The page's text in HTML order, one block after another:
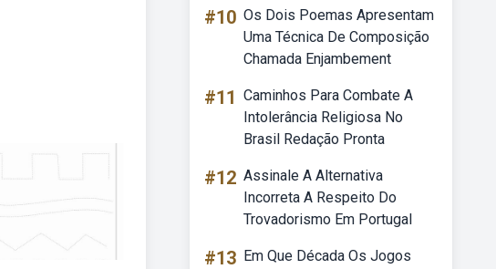
#10 Os Dois Poemas Apresentam
Uma Técnica De Composição
Chamada Enjambement
#11 Caminhos Para Combate A
Intolerância Religiosa No
Brasil Redação Pronta
#12 Assinale A Alternativa
Incorreta A Respeito Do
Trovadorismo Em Portugal
#13 Em Que Década Os Jogos